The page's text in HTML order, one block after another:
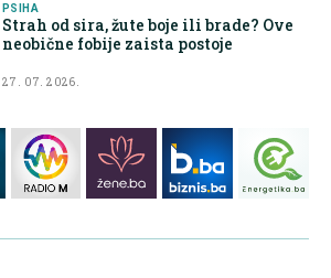
PSIHA
Strah od sira, žute boje ili brade? Ove
neobične fobije zaista postoje
27. 07. 2026.